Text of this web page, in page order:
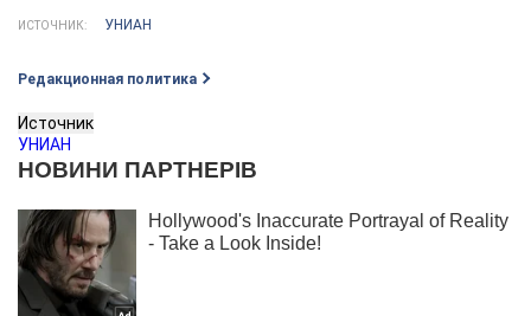
ИСТОЧНИК: УНИАН
Редакционная политика
Источник
УНИАН